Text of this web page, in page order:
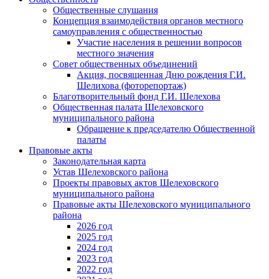
Общественные слушания
Концепция взаимодействия органов местного
самоуправления с общественностью
Участие населения в решении вопросов
местного значения
Совет общественных объединений
Акция, посвященная Дню рождения Г.И.
Шелихова (фоторепортаж)
Благотворительный фонд Г.И. Шелехова
Общественная палата Шелеховского
муниципального района
Обращение к председателю Общественной
палаты
Правовые акты
Законодательная карта
Устав Шелеховского района
Проекты правовых актов Шелеховского
муниципального района
Правовые акты Шелеховского муниципального
района
2026 год
2025 год
2024 год
2023 год
2022 год